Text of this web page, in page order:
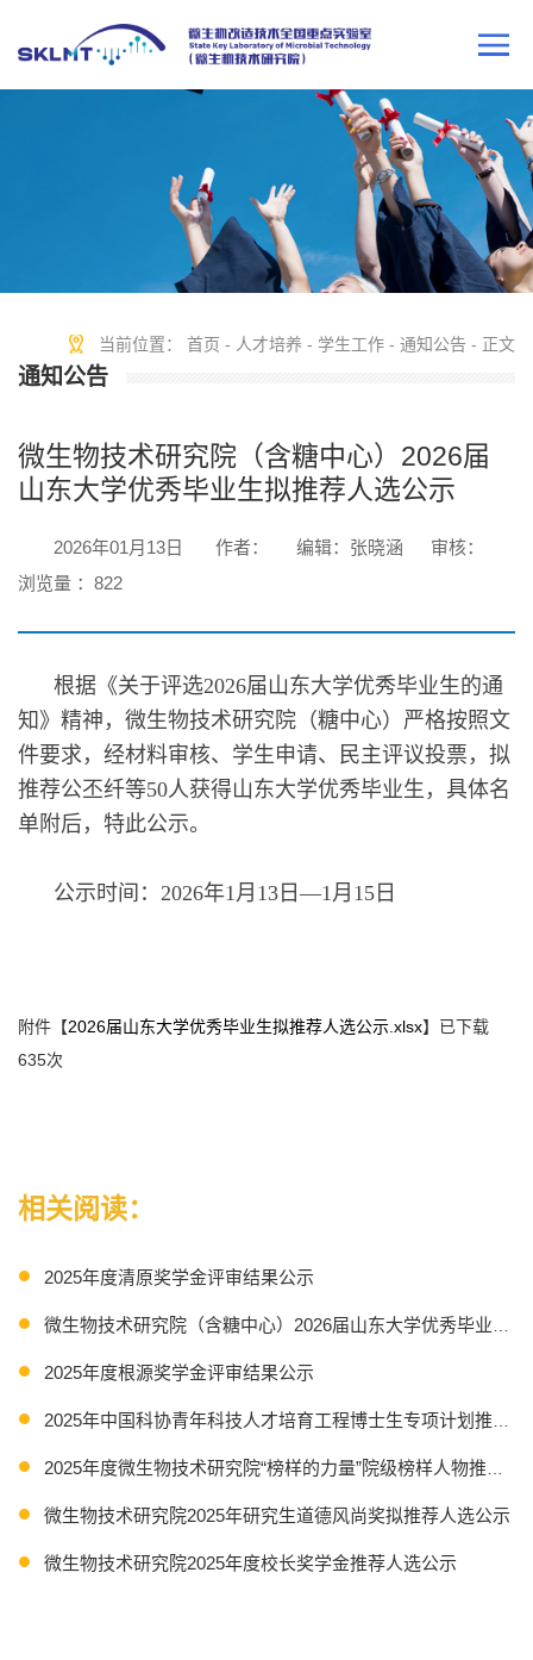
当前位置： 首页 - 人才培养 - 学生工作 - 通知公告 - 正文
通知公告
微生物技术研究院（含糖中心）2026届
山东大学优秀毕业生拟推荐人选公示
2026年01月13日 作者： 编辑：张晓涵
审核：
浏览量 ： 822
根据《关于评选2026届山东大学优秀毕业生的通
知》精神，微生物技术研究院（糖中心）严格按照文
件要求，经材料审核、学生申请、民主评议投票，拟
推荐公丕纤等50人获得山东大学优秀毕业生，具体名
单附后，特此公示。
公示时间：2026年1月13日—1月15日
附件【2026届山东大学优秀毕业生拟推荐人选公示.xlsx】已下载
635次
相关阅读：
2025年度清原奖学金评审结果公示
微生物技术研究院（含糖中心）2026届山东大学优秀毕业生
2025年度根源奖学金评审结果公示
2025年中国科协青年科技人才培育工程博士生专项计划推荐人
2025年度微生物技术研究院“榜样的力量”院级榜样人物推荐结
微生物技术研究院2025年研究生道德风尚奖拟推荐人选公示
微生物技术研究院2025年度校长奖学金推荐人选公示